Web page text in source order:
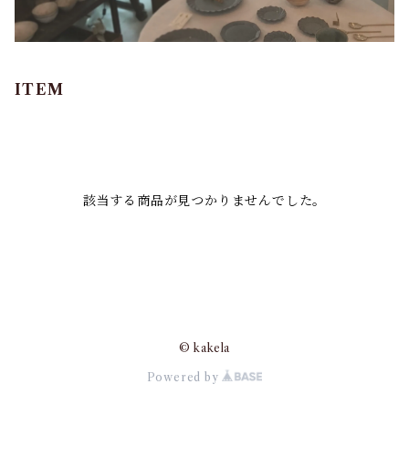
ITEM
該当する商品が見つかりませんでした。
© kakela
Powered by